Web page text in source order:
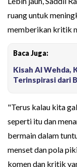
ruang untuk
memberikan kritik
Baca Juga:
Kisah Al Wehda,
Terinspirasi dari
"Terus kalau kita
seperti itu dan
bermain dalam
menset dan pola
komen dan kritik